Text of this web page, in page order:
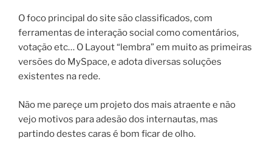
O foco principal do site são classificados, com
ferramentas de interação social como comentários,
votação etc… O Layout “lembra” em muito as primeiras
versões do MySpace, e adota diversas soluções
existentes na rede.
Não me pareçe um projeto dos mais atraente e não
vejo motivos para adesão dos internautas, mas
partindo destes caras é bom ficar de olho.